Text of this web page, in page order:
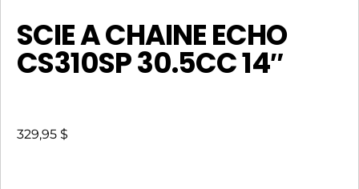
SCIE A CHAINE ECHO
CS310SP 30.5CC 14″
329,95 $